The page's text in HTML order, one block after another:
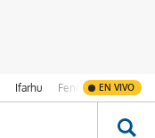
Ifarhu Fenómeno de El
EN VIVO